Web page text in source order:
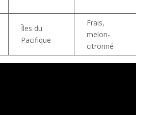
Îles du
Pacifique
Frais,
melon-
citronné